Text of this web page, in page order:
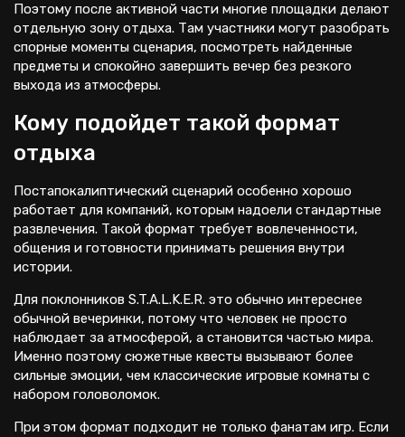
Поэтому после активной части многие площадки делают
отдельную зону отдыха. Там участники могут разобрать
спорные моменты сценария, посмотреть найденные
предметы и спокойно завершить вечер без резкого
выхода из атмосферы.
Кому подойдет такой формат
отдыха
Постапокалиптический сценарий особенно хорошо
работает для компаний, которым надоели стандартные
развлечения. Такой формат требует вовлеченности,
общения и готовности принимать решения внутри
истории.
Для поклонников S.T.A.L.K.E.R. это обычно интереснее
обычной вечеринки, потому что человек не просто
наблюдает за атмосферой, а становится частью мира.
Именно поэтому сюжетные квесты вызывают более
сильные эмоции, чем классические игровые комнаты с
набором головоломок.
При этом формат подходит не только фанатам игр. Если